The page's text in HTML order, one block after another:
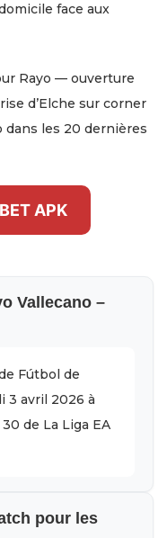
face aux
Rayo — ouverture
d’Elche sur corner
dans les 20 dernières
APK
Vallecano –
Fútbol de
3 avril 2026 à
de La Liga EA
pour les